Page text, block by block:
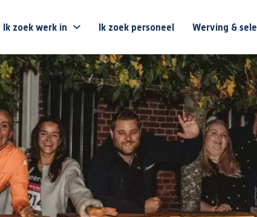
Ik zoek werk in Ik zoek personeel Werving &